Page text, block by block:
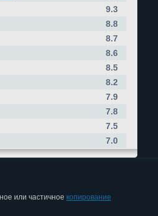
9.3
8.8
8.7
8.6
8.5
8.2
7.9
7.8
7.5
7.0
или частичное копирование